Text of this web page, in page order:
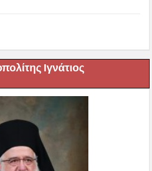
Ιγνάτιος